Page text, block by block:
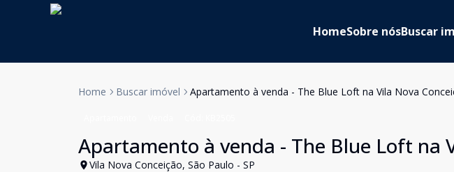
HomeSobre nósBuscar
Home Buscar imóvel Apartamento à venda - The Blue Loft na Vila Nova
Apartamento à venda - The Blue Loft na
Vila Nova Conceição, São Paulo - SP